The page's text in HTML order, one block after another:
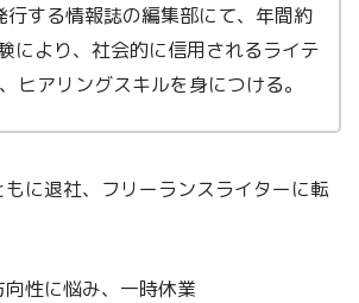
行する情報誌の編集部にて、年間約
により、社会的に信用されるライテ
ヒアリングスキルを身につける。
に退社、フリーランスライターに転
性に悩み、一時休業